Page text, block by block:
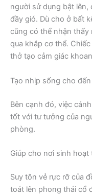
người sử dụng bật lên,
đầy gió. Dù cho ở bất
cũng có thể nhận thấy
qua khắp cơ thể.
thở tạo cảm giác
Tạo nhịp sống cho
Bên cạnh đó, việc
tốt với tư tưởng của
phòng.
Giúp cho nơi sinh hoạt
Suy tôn vẻ rực rỡ của
toát lên phong thái cổ